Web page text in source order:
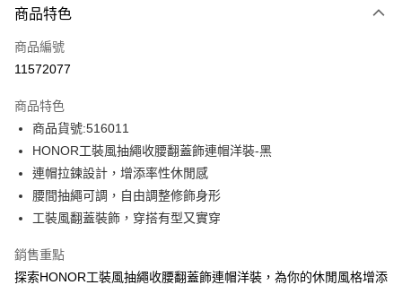
信用卡一次付款
超商取貨付款
Apple Pay
街口支付
悠遊付
Google Pay
ATM付款
商品特色
商品編號
11572077
商品特色
商品貨號:516011
HONOR工裝風抽繩收腰翻蓋飾連帽洋裝-黑
連帽拉鍊設計，增添率性休閒感
腰間抽繩可調，自由調整修飾身形
工裝風翻蓋裝飾，穿搭有型又實穿
銷售重點
探索HONOR工裝風抽繩收腰翻蓋飾連帽洋裝，為你的休閒風格增添